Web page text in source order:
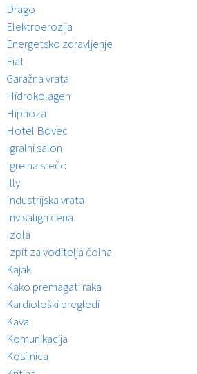
Drago
Elektroerozija
Energetsko zdravljenje
Fiat
Garažna vrata
Hidrokolagen
Hipnoza
Hotel Bovec
Igralni salon
Igre na srečo
Illy
Industrijska vrata
Invisalign cena
Izola
Izpit za voditelja čolna
Kajak
Kako premagati raka
Kardiološki pregledi
Kava
Komunikacija
Kosilnica